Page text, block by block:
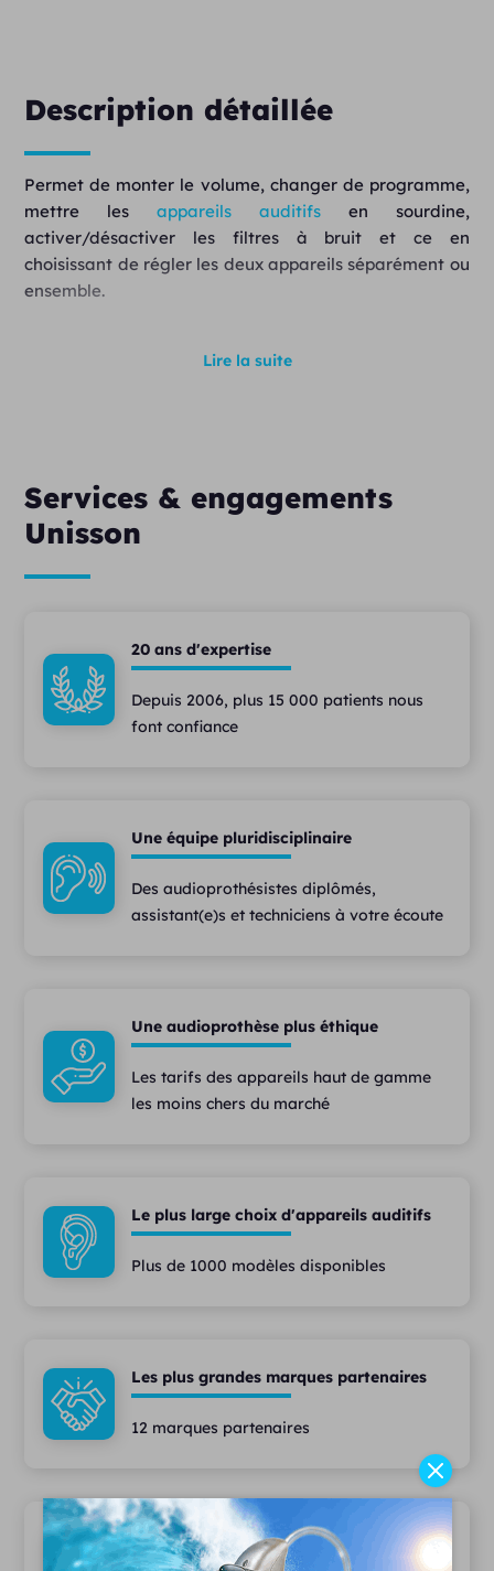
Description détaillée
Permet de monter le volume, changer de programme,
mettre lesappareils auditifsen sourdine,
activer/désactiver les filtres à bruit et ce en
choisissant de régler les deux appareils séparément ou
ensemble.
Lire la suite
Services & engagements
Unisson
20 ans d'expertise
Depuis 2006, plus 15 000 patients nous
font confiance
Une équipe pluridisciplinaire
Des audioprothésistes diplômés,
assistant(e)s et techniciens à votre écoute
Une audioprothèse plus éthique
Les tarifs des appareils haut de gamme
les moins chers du marché
Le plus large choix d'appareils auditifs
Plus de 1000 modèles disponibles
Les plus grandes marques partenaires
12 marques partenaires
Des services haut de gamme